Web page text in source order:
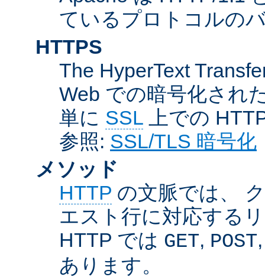
ているプロトコルの
HTTPS
The HyperText
Web での暗号化され
単に SSL 上での
参照: SSL/TLS 暗号化
メソッド
HTTP の文脈では、
エスト行に対応する
HTTP では GET, POST
あります。